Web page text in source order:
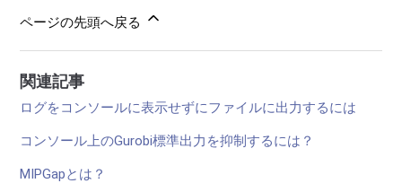
ページの先頭へ戻る
関連記事
ログをコンソールに表示せずにファイルに出力するには
コンソール上のGurobi標準出力を抑制するには？
MIPGapとは？